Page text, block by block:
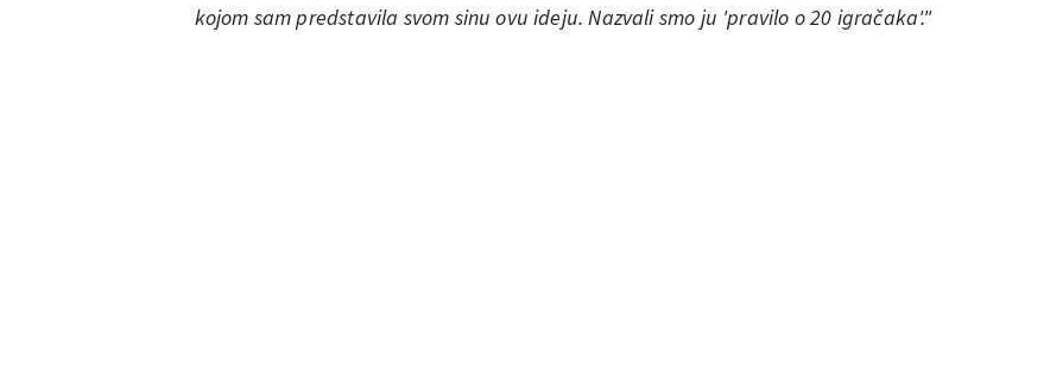
kojom sam predstavila svom sinu ovu ideju. Nazvali smo ju 'pravilo o 20 igračaka'."